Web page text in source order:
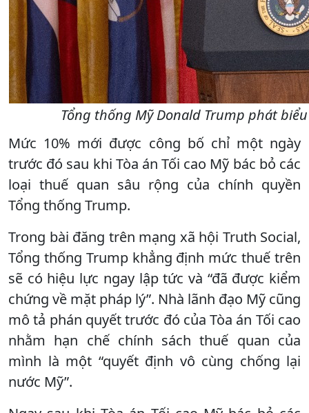
Tổng thống Mỹ Donald Trump phát biểu
Mức 10% mới được công bố chỉ một ngày
trước đó sau khi Tòa án Tối cao Mỹ bác bỏ các
loại thuế quan sâu rộng của chính quyền
Tổng thống Trump.
Trong bài đăng trên mạng xã hội Truth Social,
Tổng thống Trump khẳng định mức thuế trên
sẽ có hiệu lực ngay lập tức và “đã được kiểm
chứng về mặt pháp lý”. Nhà lãnh đạo Mỹ cũng
mô tả phán quyết trước đó của Tòa án Tối cao
nhằm hạn chế chính sách thuế quan của
mình là một “quyết định vô cùng chống lại
nước Mỹ”.